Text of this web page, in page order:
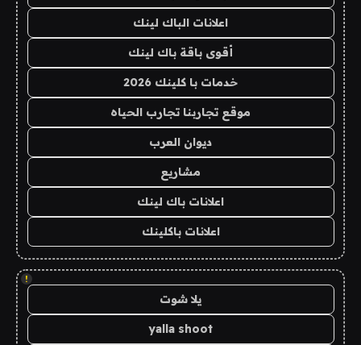
اعلانات الباك لينك
أقوى باقة باك لينك
خدمات با كلينك 2026
موقع تجاربنا تجارب الحياه
ديوان العرب
مشاريع
اعلانات باك لينك
اعلانات باكلينك
!
يلا شوت
yalla shoot